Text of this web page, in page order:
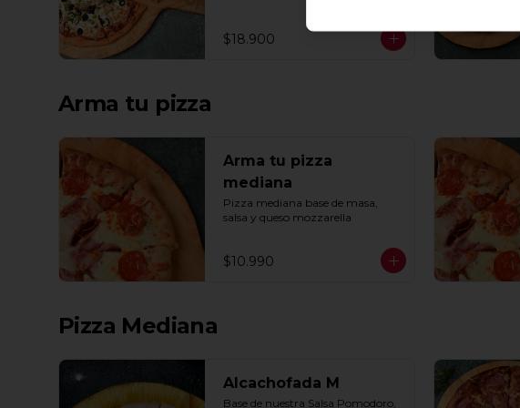
$18.900
Arma tu pizza
Arma tu pizza
mediana
Pizza mediana base de masa,
salsa y queso mozzarella
$10.990
Pizza Mediana
Alcachofada M
Base de nuestra Salsa Pomodoro,